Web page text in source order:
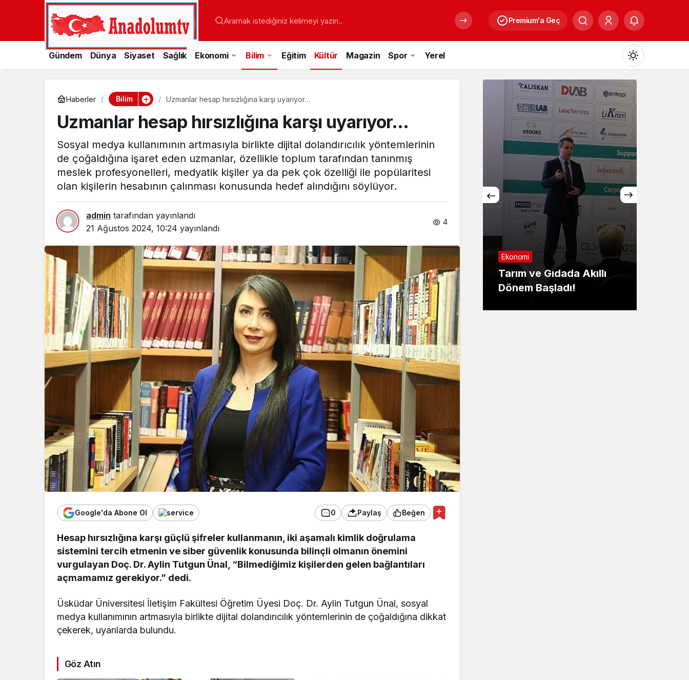
Aramak istediğiniz kelimeyi yazın.. Premium'a Geç
Gündem Dünya Siyaset Sağlık Ekonomi Bilim Eğitim Kültür Magazin Spor Yerel
Mod
değiştir
Gündüz Modu
Gündüz modunu seçin.
Gece Modu
Gece modunu seçin.
Sistem Modu
Sistem modunu seçin.
Haberler Bilim Uzmanlar hesap hırsızlığına karşı uyarıyor…
Uzmanlar hesap hırsızlığına karşı uyarıyor…
Sosyal medya kullanımının artmasıyla birlikte dijital dolandırıcılık yöntemlerinin
de çoğaldığına işaret eden uzmanlar, özellikle toplum tarafından tanınmış
meslek profesyonelleri, medyatik kişiler ya da pek çok özelliği ile popülaritesi
olan kişilerin hesabının çalınması konusunda hedef alındığını söylüyor.
admin tarafından yayınlandı
21 Ağustos 2024, 10:24 yayınlandı
4
Google'da Abone Ol 0 Paylaş Beğen
Hesap hırsızlığına karşı güçlü şifreler kullanmanın, iki aşamalı kimlik doğrulama
sistemini tercih etmenin ve siber güvenlik konusunda bilinçli olmanın önemini
vurgulayan Doç. Dr. Aylin Tutgun Ünal, “Bilmediğimiz kişilerden gelen bağlantıları
açmamamız gerekiyor.” dedi.
Üsküdar Üniversitesi İletişim Fakültesi Öğretim Üyesi Doç. Dr. Aylin Tutgun Ünal, sosyal
medya kullanımının artmasıyla birlikte dijital dolandırıcılık yöntemlerinin de çoğaldığına dikkat
çekerek, uyarılarda bulundu.
Göz Atın
Spor
Türkiye’nin En Uzun
Maratonu Başladı
Ekonomi
Tarım ve Gıdada Akıllı
Dönem Başladı!